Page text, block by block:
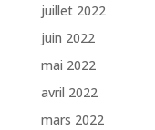
juillet 2022
juin 2022
mai 2022
avril 2022
mars 2022